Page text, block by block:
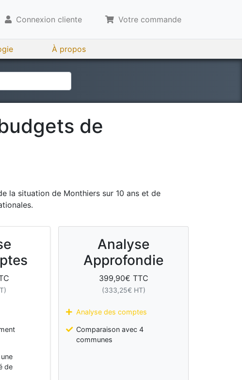
Connexion cliente Votre commande
À propos
de
la situation de Monthiers sur 10 ans et de
de
Analyse
Approfondie
399,90€ TTC
(333,25€ HT)
Analyse des comptes
Comparaison avec 4
communes